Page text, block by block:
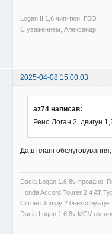
Logan II 1,6 чип-тюн, ГБО
С уважением, Александр
2025-04-08 15:00:03
az74 написав:
Рено Логан 2, двигун
Да,в плані
Dacia Logan 1.6 8v-продано.
Honda Accord Tourer 2.4 AT
Citroen Jumpy 2.0i-
Dacia Logan 1.6 8v MCV-